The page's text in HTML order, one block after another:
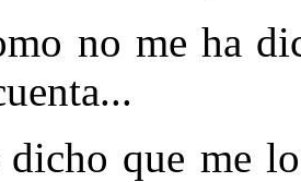
no me ha
que me